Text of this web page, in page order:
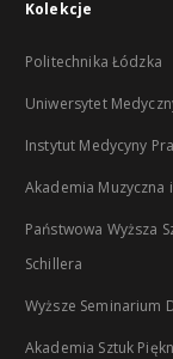
Kolekcje
Politechnika Łódzka
Uniwersytet
Instytut Medycyny
Akademia Muzyczna
Państwowa Wyższa
Schillera
Wyższe Seminarium
Akademia Sztuk